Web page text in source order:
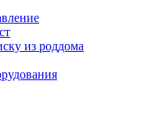
из роддома